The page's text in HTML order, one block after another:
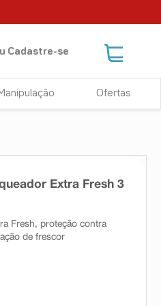
Cadastre-se
Ofertas
Extra Fresh 3
Fresh, proteção contra
de frescor